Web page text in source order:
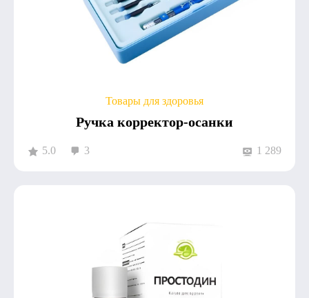
Товары для здоровья
Ручка корректор-осанки
5.0 3 1 289